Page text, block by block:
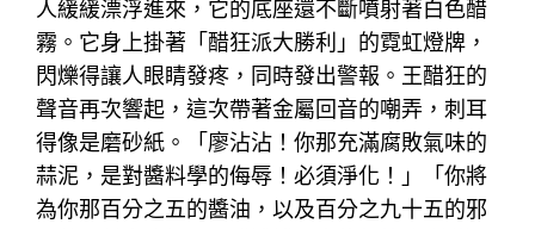
人緩緩漂浮進來，它的底座還不斷噴射著白色醋
霧。它身上掛著「醋狂派大勝利」的霓虹燈牌，
閃爍得讓人眼睛發疼，同時發出警報。王醋狂的
聲音再次響起，這次帶著金屬回音的嘲弄，刺耳
得像是磨砂紙。「廖沾沾！你那充滿腐敗氣味的
蒜泥，是對醬料學的侮辱！必須淨化！」「你將
為你那百分之五的醬油，以及百分之九十五的邪